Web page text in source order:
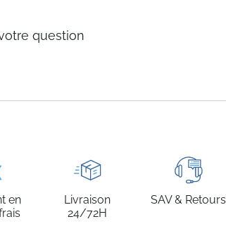
question
en
Livraison
24/72H
SAV & Retours